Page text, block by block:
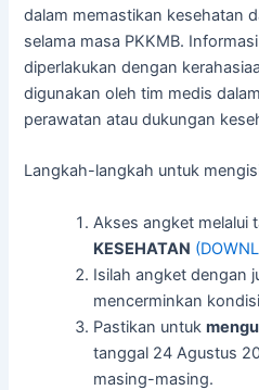
dalam memastikan kesehatan
selama masa PKKMB.
diperlakukan dengan
digunakan oleh tim medis
perawatan atau dukungan
Langkah-langkah untuk
Akses angket melalui
KESEHATAN
Isilah angket dengan
mencerminkan
Pastikan untuk
tanggal 24 Agustus
masing-masing.